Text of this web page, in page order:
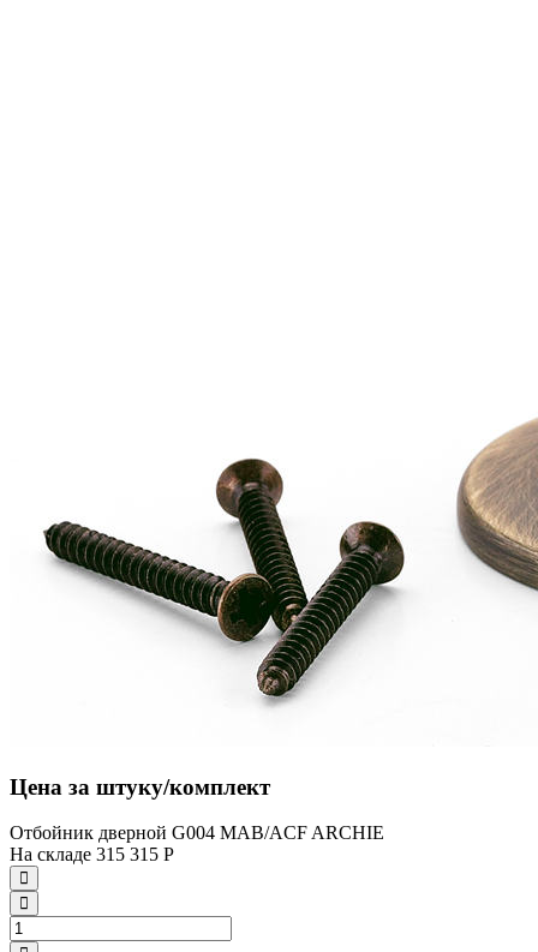
Цена за штуку/комплект
Отбойник дверной G004 MAB/ACF ARCHIE
На складе 315 315 Р